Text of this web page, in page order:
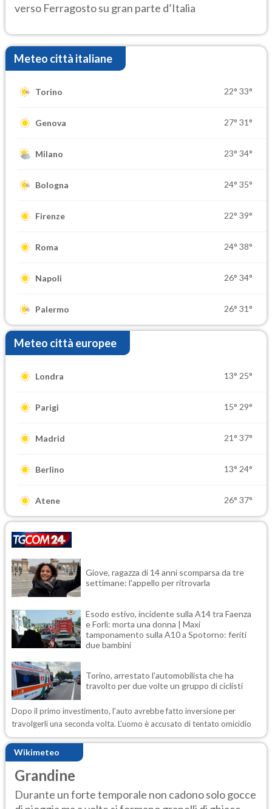
verso Ferragosto su gran parte d’Italia
Meteo città italiane
Torino 22° 33°
Genova 27° 31°
Milano 23° 34°
Bologna 24° 35°
Firenze 22° 39°
Roma 24° 38°
Napoli 26° 34°
Palermo 26° 31°
Meteo città europee
Londra 13° 25°
Parigi 15° 29°
Madrid 21° 37°
Berlino 13° 24°
Atene 26° 37°
Giove, ragazza di 14 anni scomparsa da tre
settimane: l'appello per ritrovarla
Esodo estivo, incidente sulla A14 tra Faenza
e Forlì: morta una donna | Maxi
tamponamento sulla A10 a Spotorno: feriti
due bambini
Torino, arrestato l'automobilista che ha
travolto per due volte un gruppo di ciclisti
Dopo il primo investimento, l'auto avrebbe fatto inversione per
travolgerli una seconda volta. L'uomo è accusato di tentato omicidio
Wikimeteo
Grandine
Durante un forte temporale non cadono solo gocce